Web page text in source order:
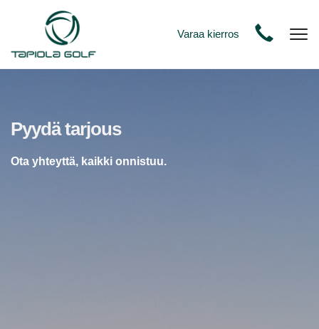
Varaa kierros
​​​​​​​Pyydä tarjous
Ota yhteyttä, kaikki onnistuu.